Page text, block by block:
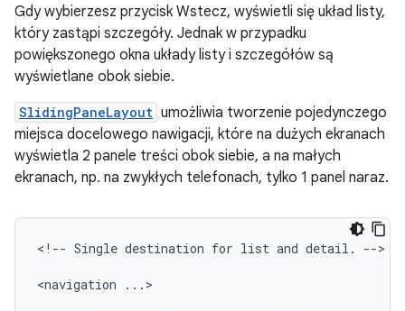
Gdy wybierzesz przycisk Wstecz, wyświetli się układ listy,
który zastąpi szczegóły. Jednak w przypadku
powiększonego okna układy listy i szczegółów są
wyświetlane obok siebie.
SlidingPaneLayout umożliwia tworzenie pojedynczego
miejsca docelowego nawigacji, które na dużych ekranach
wyświetla 2 panele treści obok siebie, a na małych
ekranach, np. na zwykłych telefonach, tylko 1 panel naraz.
<!-- Single destination for list and detail. -->
<navigation ...>